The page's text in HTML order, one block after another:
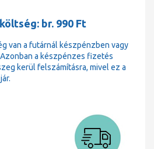
br. 990 Ft
van a futárnál készpénzben vagy
a készpénzes fizetés
kerül felszámításra, mivel ez a